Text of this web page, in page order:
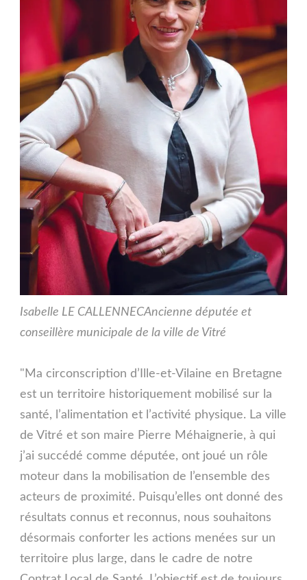
Isabelle LE CALLENNECAncienne députée et
conseillère municipale de la ville de Vitré
"Ma circonscription d’Ille-et-Vilaine en Bretagne
est un territoire historiquement mobilisé sur la
santé, l’alimentation et l’activité physique. La ville
de Vitré et son maire Pierre Méhaignerie, à qui
j’ai succédé comme députée, ont joué un rôle
moteur dans la mobilisation de l’ensemble des
acteurs de proximité. Puisqu’elles ont donné des
résultats connus et reconnus, nous souhaitons
désormais conforter les actions menées sur un
territoire plus large, dans le cadre de notre